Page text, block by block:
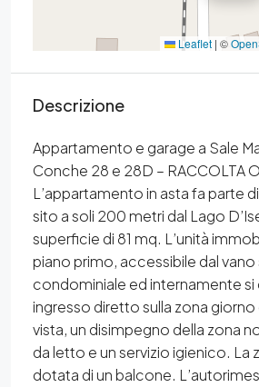
Leaflet | ©
Descrizione
Appartamento e garage a Sale
Conche 28 e 28D – RACCOLTA
L’appartamento in asta fa parte
sito a soli 200 metri dal Lago
superficie di 81 mq. L’unità
piano primo, accessibile dal vano
condominiale ed internamente
ingresso diretto sulla zona
vista, un disimpegno della zona
da letto e un servizio igienico. La
dotata di un balcone.